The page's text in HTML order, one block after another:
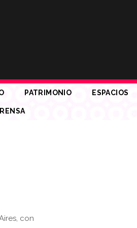
PATRIMONIO ESPACIOS
con